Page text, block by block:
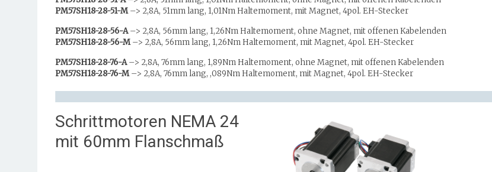
PM57SH18-28-51-M–> 2,8A, 51mm lang, 1,01Nm Haltemoment, mit Magnet, 4pol. EH-Stecker
PM57SH18-28-56-A–> 2,8A, 56mm lang, 1,26Nm Haltemoment, ohne Magnet, mit offenen Kabelenden
PM57SH18-28-56-M–> 2,8A, 56mm lang, 1,26Nm Haltemoment, mit Magnet, 4pol. EH-Stecker
PM57SH18-28-76-A–> 2,8A, 76mm lang, 1,89Nm Haltemoment, ohne Magnet, mit offenen Kabelenden
PM57SH18-28-76-M–> 2,8A, 76mm lang, ,089Nm Haltemoment, mit Magnet, 4pol. EH-Stecker
Schrittmotoren NEMA 24
mit 60mm Flanschmaß